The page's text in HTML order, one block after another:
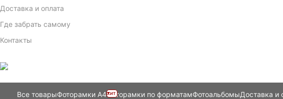
Доставка и оплата
Где забрать самому
Контакты
Все товарыФоторамки А4ХИТ
Фоторамки по форматамФотоальбомыДоставка и